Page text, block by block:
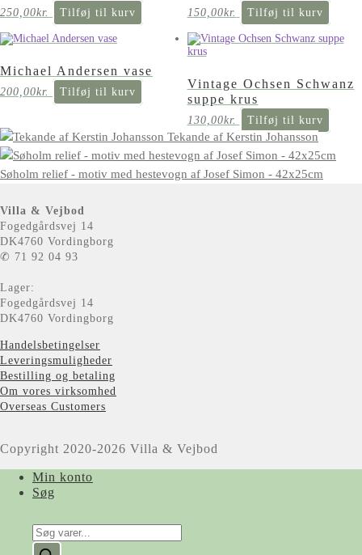
250,00kr. Tilføj til kurv 150,00kr. Tilføj til kurv
Michael Andersen vase
200,00kr. Tilføj til kurv
Vintage Ochsen Schwanz
suppe krus
130,00kr. Tilføj til kurv
Tekande af Kerstin Johansson
Søholm relief - motiv med hestevogn af Josef Simon - 42x25cm
Villa & Vejbod
Fogedgårdsvej 14
DK4760 Vordingborg
✆ 71 92 04 93
Lager:
Fogedgårdsvej 14
DK4760 Vordingborg
Handelsbetingelser
Leveringsmuligheder
Bestilling og betaling
Om vores virksomhed
Overseas Customers
Copyright 2020-2026 Villa & Vejbod
Min konto
Søg
Products
search